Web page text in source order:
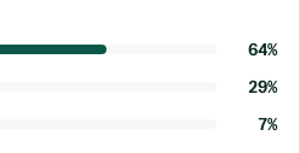
64%
29%
7%